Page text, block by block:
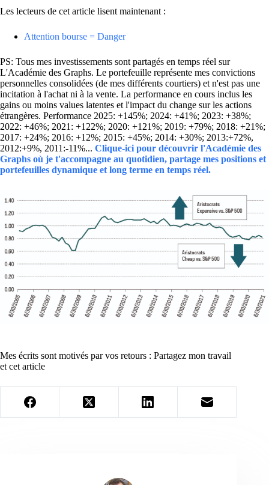
Les lecteurs de cet article lisent maintenant :
Attention bourse = Danger
PS: Tous mes investissements sont partagés en temps réel sur
L'Académie des Graphs. Le portefeuille représente mes convictions
personnelles consolidées (de mes différents courtiers) et n'est pas une
incitation à l'achat ni à la vente. La performance en cours inclus les
gains ou moins values latentes et l'impact du change sur les actions
étrangères. Performance 2025: +145%; 2024: +41%; 2023: +38%;
2022: +46%; 2021: +122%; 2020: +121%; 2019: +79%; 2018: +21%;
2017: +24%; 2016: +12%; 2015: +45%; 2014: +30%; 2013:+72%,
2012:+9%, 2011:-11%... Clique-ici pour découvrir l'Académie des
Graphs où je t'accompagne au quotidien, partage mes positions et
portefeuilles dynamique et long terme en temps réel.
Mes écrits sont motivés par vos retours : Partagez mon travail
et cet article